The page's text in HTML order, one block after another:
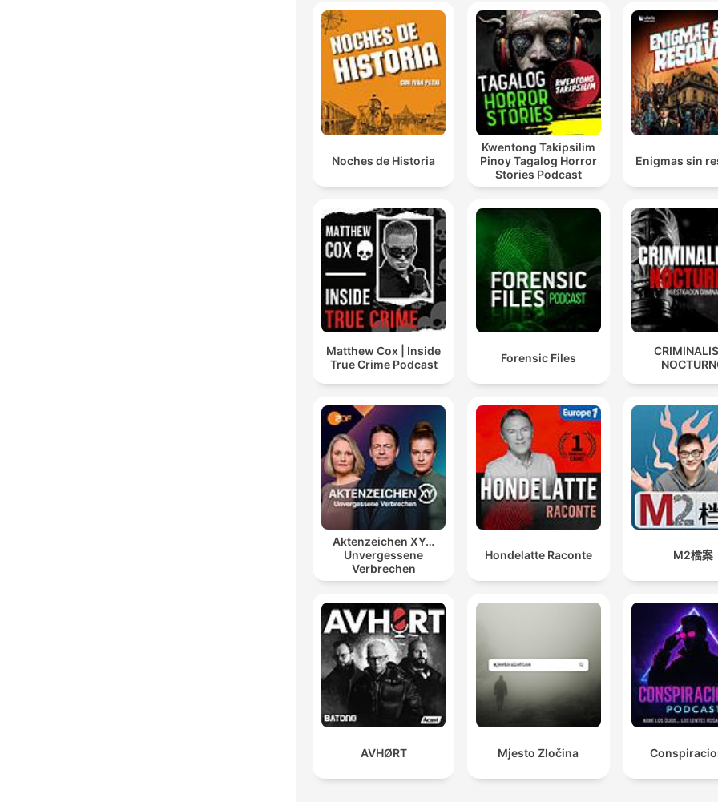
Noches de Historia
Kwentong Takipsilim
Pinoy Tagalog Horror
Stories Podcast
Enigmas sin
Matthew Cox | Inside
True Crime Podcast
Forensic Files
Aktenzeichen XY…
Unvergessene
Verbrechen
Hondelatte Raconte M2檔案
AVHØRT Mjesto Zločina